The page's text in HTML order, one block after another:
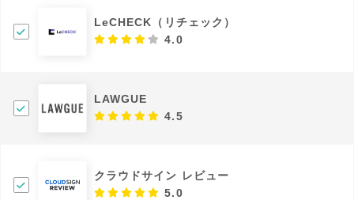
LeCHECK（リチェック）
4.0
LAWGUE
4.5
クラウドサイン レビュー
5.0